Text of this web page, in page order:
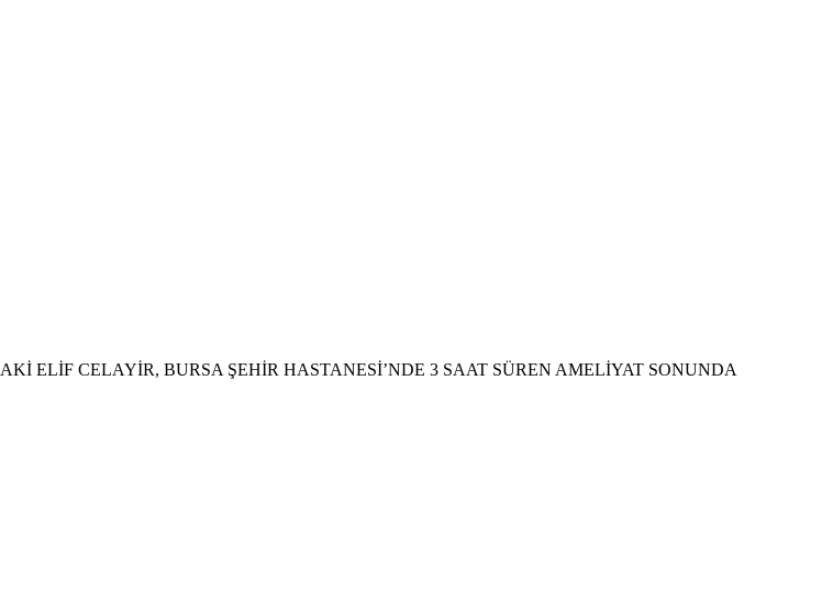
ELİF CELAYİR, BURSA ŞEHİR HASTANESİ’NDE 3 SAAT SÜREN AMELİYAT SONUNDA